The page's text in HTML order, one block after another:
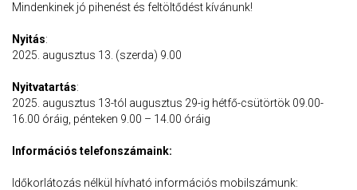
Mindenkinek jó pihenést és feltöltődést kívánunk!
Nyitás:
2025. augusztus 13. (szerda) 9.00
Nyitvatartás:
2025. augusztus 13-tól augusztus 29-ig hétfő-csütörtök 09.00-
16.00 óráig, pénteken 9.00 – 14.00 óráig
Információs telefonszámaink:
Időkorlátozás nélkül hívható információs mobilszámunk: